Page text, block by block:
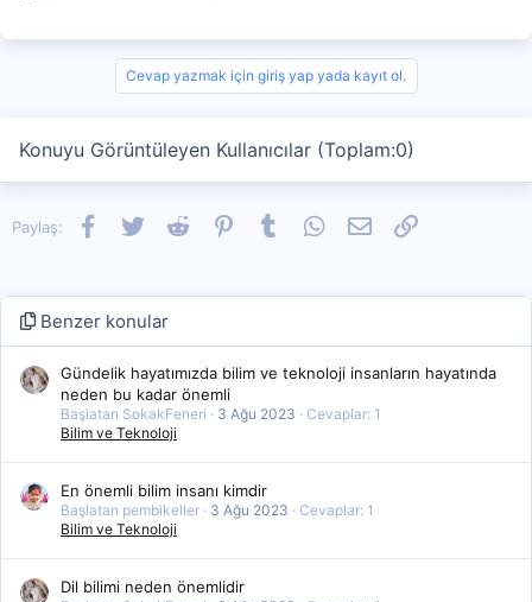
Cevap yazmak için giriş yap yada kayıt ol.
Konuyu Görüntüleyen Kullanıcılar (Toplam:0)
Paylaş: Facebook
TwitterReddit PinterestTumblrWhatsApp
E-postaLink
Benzer konular
Gündelik hayatımızda bilim ve teknoloji insanların hayatında
neden bu kadar önemli
Başlatan SokakFeneri 3 Ağu 2023
Cevaplar: 1
Bilim ve Teknoloji
En önemli bilim insanı kimdir
Başlatan pembikeller 3 Ağu 2023
Cevaplar: 1
Bilim ve Teknoloji
Dil bilimi neden önemlidir